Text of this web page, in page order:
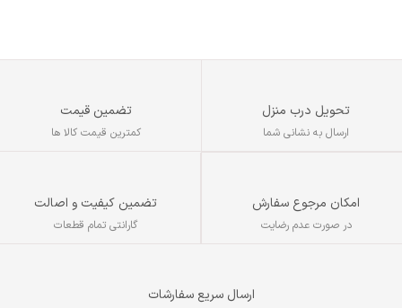
تحویل درب منزل
ارسال به نشانی شما
تضمین قیمت
کمترین قیمت کالا ها
امکان مرجوع سفارش
در صورت عدم رضایت
تضمین کیفیت و اصالت
گارانتی تمام قطعات
ارسال سریع سفارشات